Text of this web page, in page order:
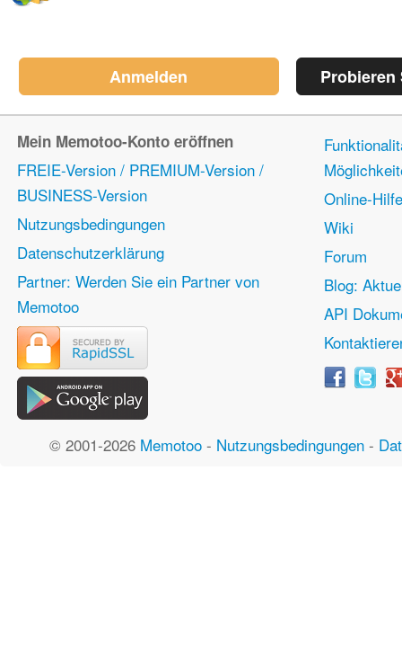
Anmelden Probieren
Mein Memotoo-Konto eröffnen
FREIE-Version / PREMIUM-Version /
BUSINESS-Version
Nutzungsbedingungen
Datenschutzerklärung
Partner: Werden Sie ein Partner von
Memotoo
Online-Hilfe
Wiki
Forum
Blog:
API
© 2001-2026 Memotoo- Nutzungsbedingungen-